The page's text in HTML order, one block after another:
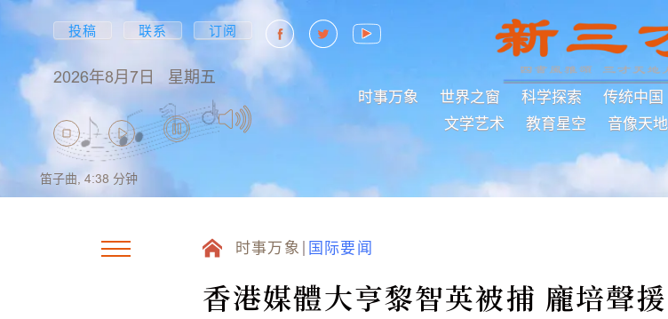
投稿 联系 订阅
2026年8月7日 星期五
时事万象 世界之窗 科学探索 传统中国
文学艺术
教育星空 音像天地
笛子曲, 4:38 分钟
时事万象 国际要闻
香港媒體大亨黎智英被捕 龐培聲援